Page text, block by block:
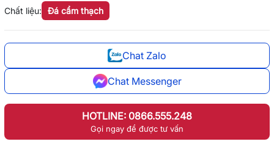
Chất liệu: Đá cẩm thạch
Chat Zalo
Chat Messenger
HOTLINE: 0866.555.248
Gọi ngay để được tư vấn